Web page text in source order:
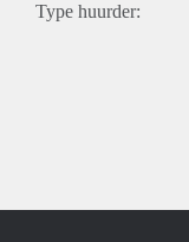
Type huurder: